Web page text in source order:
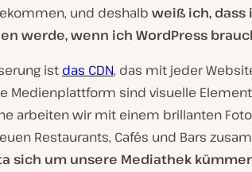
und deshalb weiß ich,
werde, wenn ich WordPress
ist das CDN, das mit jeder
Medienplattform sind visuelle
arbeiten wir mit einem brillanten
Restaurants, Cafés und Bars
sich um unsere Mediathek